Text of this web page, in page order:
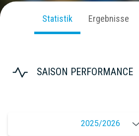
Statistik Ergebnisse
SAISON PERFORMANCE
2025/2026